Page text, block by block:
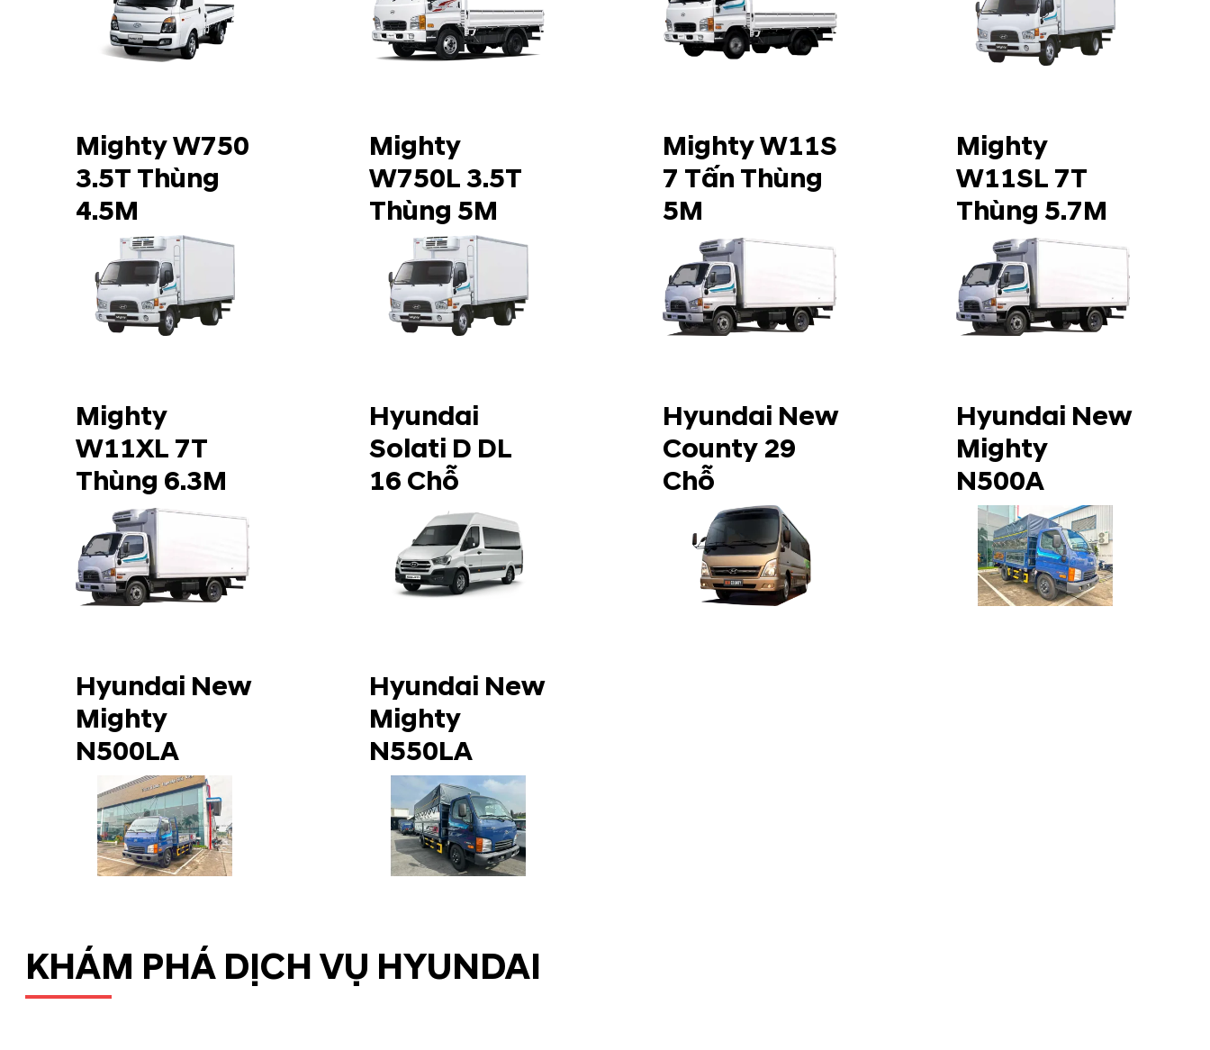
Mighty W750
3.5T Thùng
4.5M
Mighty
W750L 3.5T
Thùng 5M
Mighty W11S
7 Tấn Thùng
5M
Mighty
W11SL 7T
Thùng 5.7M
Mighty
W11XL 7T
Thùng 6.3M
Hyundai
Solati D DL
16 Chỗ
Hyundai New
County 29
Chỗ
Hyundai New
Mighty
N500A
Hyundai New
Mighty
N500LA
Hyundai New
Mighty
N550LA
KHÁM PHÁ DỊCH VỤ HYUNDAI